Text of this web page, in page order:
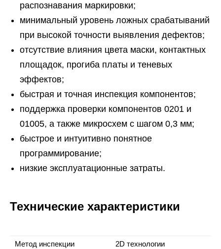
распознавания маркировки;
минимальный уровень ложных срабатываний
при высокой точности выявления дефектов;
отсутствие влияния цвета маски, контактных
площадок, прогиба платы и теневых
эффектов;
быстрая и точная инспекция компонентов;
поддержка проверки компонентов 0201 и
01005, а также микросхем с шагом 0,3 мм;
быстрое и интуитивно понятное
программирование;
низкие эксплуатационные затраты.
Технические характеристики
Метод инспекции
2D технологии